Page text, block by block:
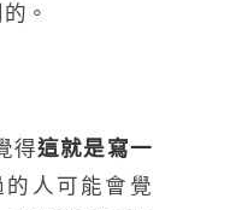
。
得這就是寫一
的人可能會覺